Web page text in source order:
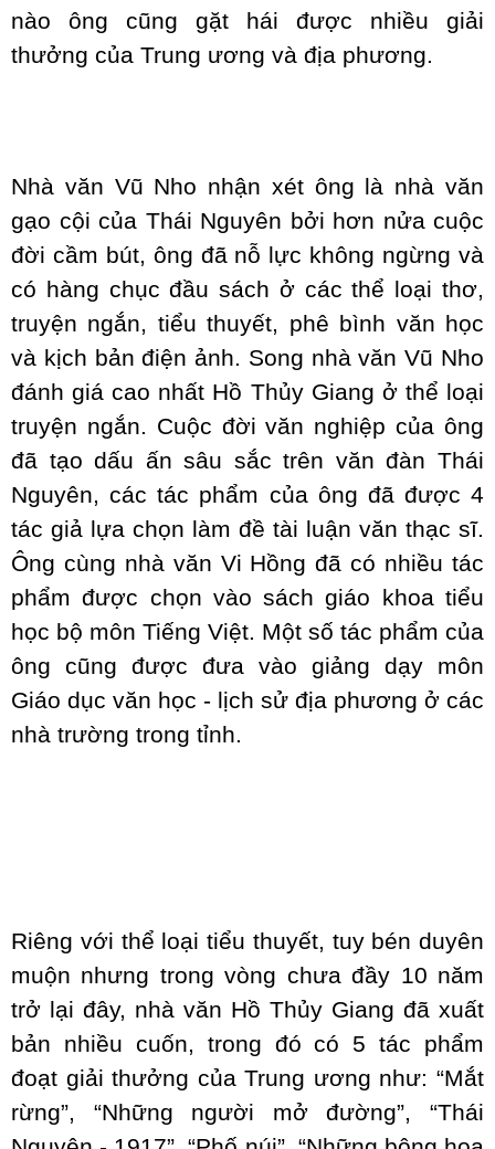
nào ông cũng gặt hái được nhiều giải
thưởng của Trung ương và địa phương.
Nhà văn Vũ Nho nhận xét ông là nhà văn
gạo cội của Thái Nguyên bởi hơn nửa cuộc
đời cầm bút, ông đã nỗ lực không ngừng và
có hàng chục đầu sách ở các thể loại thơ,
truyện ngắn, tiểu thuyết, phê bình văn học
và kịch bản điện ảnh. Song nhà văn Vũ Nho
đánh giá cao nhất Hồ Thủy Giang ở thể loại
truyện ngắn. Cuộc đời văn nghiệp của ông
đã tạo dấu ấn sâu sắc trên văn đàn Thái
Nguyên, các tác phẩm của ông đã được 4
tác giả lựa chọn làm đề tài luận văn thạc sĩ.
Ông cùng nhà văn Vi Hồng đã có nhiều tác
phẩm được chọn vào sách giáo khoa tiểu
học bộ môn Tiếng Việt. Một số tác phẩm của
ông cũng được đưa vào giảng dạy môn
Giáo dục văn học - lịch sử địa phương ở các
nhà trường trong tỉnh.
Riêng với thể loại tiểu thuyết, tuy bén duyên
muộn nhưng trong vòng chưa đầy 10 năm
trở lại đây, nhà văn Hồ Thủy Giang đã xuất
bản nhiều cuốn, trong đó có 5 tác phẩm
đoạt giải thưởng của Trung ương như: “Mắt
rừng”, “Những người mở đường”, “Thái